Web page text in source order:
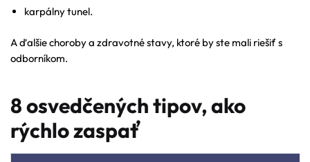
karpálny tunel.
A ďalšie choroby a zdravotné stavy, ktoré by ste mali riešiť s
odborníkom.
8 osvedčených tipov, ako
rýchlo zaspať